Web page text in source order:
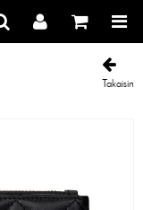
Takaisin